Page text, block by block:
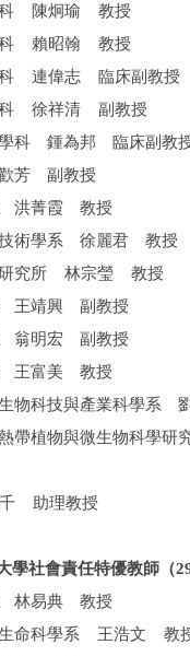
科 陳炯瑜 教授
科 賴昭翰 教授
連偉志 臨床副教授
科 徐祥清 副教授
科 鍾為邦 臨床副教
芳 副教授
洪菁霞 教授
術學系 徐麗君 教授
究所 林宗瑩 教授
王靖興 副教授
翁明宏 副教授
王富美 教授
物科技與產業科學系
帶植物與微生物科學
助理教授
學社會責任特優教師（
林易典 教授
命科學系 王浩文 教